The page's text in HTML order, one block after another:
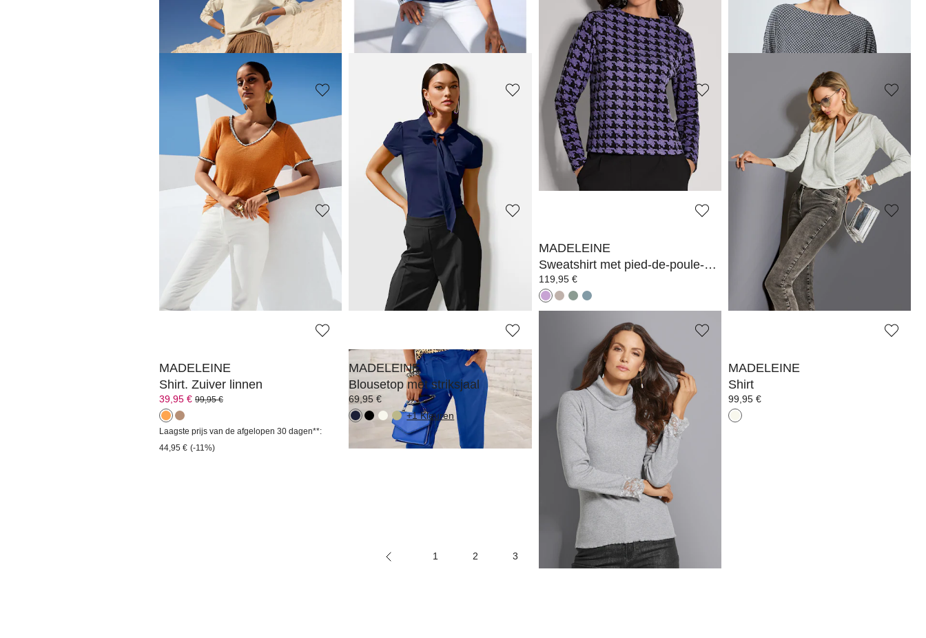
+1 Kleuren
+1 Kleuren
109,95 €
+1 Kleuren
Laagste prijs van de afgelopen 30 dagen**:
44,95 € (-33%)
119,95 €
MADELEINE
49,95 €99,95 €
MADELEINE
Shirt met boothals
69,95 €
+2 Kleuren
MADELEINE
Sweatshirt
109,95 €169,95 €
MADELEINE
99,95 €
Sweatshirt
109,95 € 189,95 €
MADELEINE
Poloshirt met luipaardprint
MADELEINE
Sweatshirt met pied-de-poule-motief
119,95 €
MADELEINE
59,95 €119,95 €
MADELEINE
Shirt. Zuiver linnen
39,95 € 99,95 €
Laagste prijs van de afgelopen 30 dagen**:
44,95 € (-11%)
MADELEINE
Blousetop met striksjaal
69,95 €
+1 Kleuren
MADELEINE
59,95 € 99,95 €
MADELEINE
Shirt
99,95 €
1 2 3 5 6